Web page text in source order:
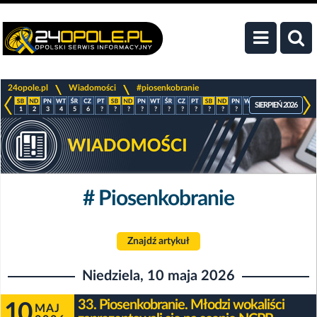
24opole.pl Wiadomości #piosenkobranie
1 2 3 4 5 6 ? ? ? ? ? ? ? ? ? ? ? ? ? ? ?
SIERPIEŃ 2026
# Piosenkobranie
Znajdź artykuł
Niedziela, 10 maja 2026
MAJ
33. Piosenkobranie. Młodzi wokaliści